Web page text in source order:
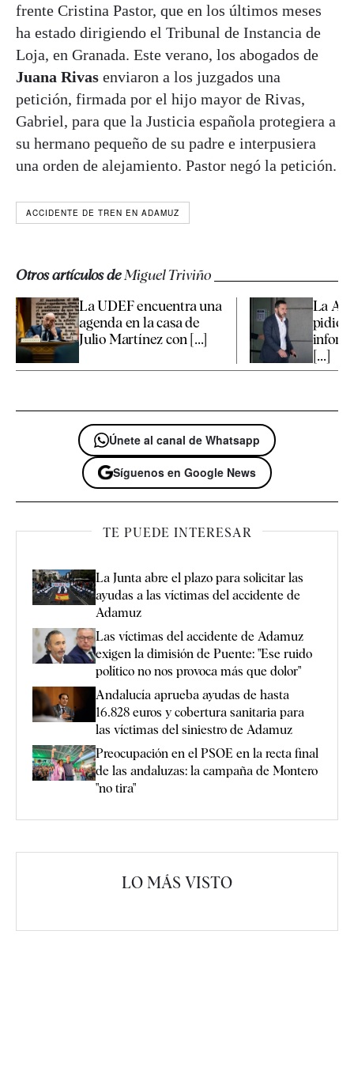
frente Cristina Pastor, que en los últimos meses
ha estado dirigiendo el Tribunal de Instancia de
Loja, en Granada. Este verano, los abogados de
Juana Rivas enviaron a los juzgados una
petición, firmada por el hijo mayor de Rivas,
Gabriel, para que la Justicia española protegiera a
su hermano pequeño de su padre e interpusiera
una orden de alejamiento. Pastor negó la petición.
ACCIDENTE DE TREN EN ADAMUZ
Otros artículos deMiguel Triviño
La UDEF encuentra una
agenda en la casa de
Julio Martínez con [...]
La
pidió
[...]
Únete al canal de Whatsapp
Síguenos en Google News
TE PUEDE INTERESAR
La Junta abre el plazo para solicitar las
ayudas a las víctimas del accidente de
Adamuz
Las víctimas del accidente de Adamuz
exigen la dimisión de Puente: "Ese ruido
político no nos provoca más que dolor"
Andalucía aprueba ayudas de hasta
16.828 euros y cobertura sanitaria para
las víctimas del siniestro de Adamuz
Preocupación en el PSOE en la recta final
de las andaluzas: la campaña de Montero
"no tira"
LO MÁS VISTO